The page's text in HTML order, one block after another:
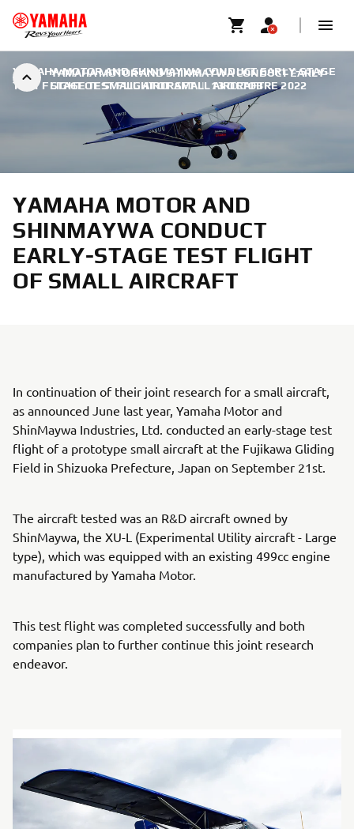
YAMAHA MOTOR AND SHINMAYWA CONDUCT EARLY-
STAGE TEST FLIGHT OF SMALL AIRCRAFT
YAMAHA MOTOR AND SHINMAYWA CONDUCT EARLY-STAGE
TEST FLIGHT OF SMALL AIRCRAFT | 13 OCTOBRE 2022
YAMAHA MOTOR AND
SHINMAYWA CONDUCT
EARLY-STAGE TEST FLIGHT
OF SMALL AIRCRAFT
In continuation of their joint research for a small aircraft,
as announced June last year, Yamaha Motor and
ShinMaywa Industries, Ltd. conducted an early-stage test
flight of a prototype small aircraft at the Fujikawa Gliding
Field in Shizuoka Prefecture, Japan on September 21st.
The aircraft tested was an R&D aircraft owned by
ShinMaywa, the XU-L (Experimental Utility aircraft - Large
type), which was equipped with an existing 499cc engine
manufactured by Yamaha Motor.
This test flight was completed successfully and both
companies plan to further continue this joint research
endeavor.